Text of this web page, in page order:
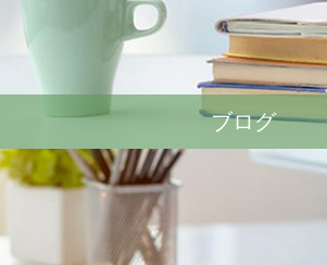
ブログ